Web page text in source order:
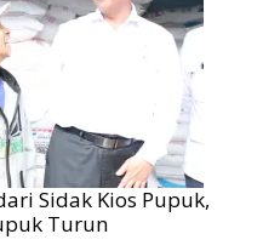
Sidak Kios Pupuk,
Turun